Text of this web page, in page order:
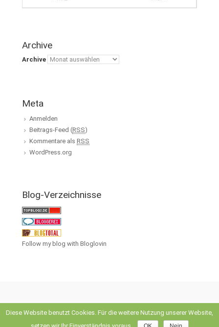
Archive
Archive
Meta
Anmelden
Beitrags-Feed (RSS)
Kommentare als RSS
WordPress.org
Blog-Verzeichnisse
Follow my blog with Bloglovin
theme by Theme4Press • Powered byWordPress
Diese Website benutzt Cookies. Für die weitere Nutzung unserer Website,